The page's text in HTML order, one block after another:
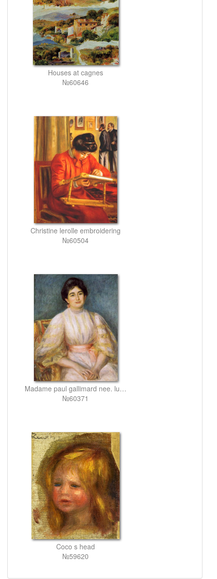
Houses at cagnes
№60646
Christine lerolle embroidering
№60504
Madame paul gallimard nee. lucie duche
№60371
Coco s head
№59620